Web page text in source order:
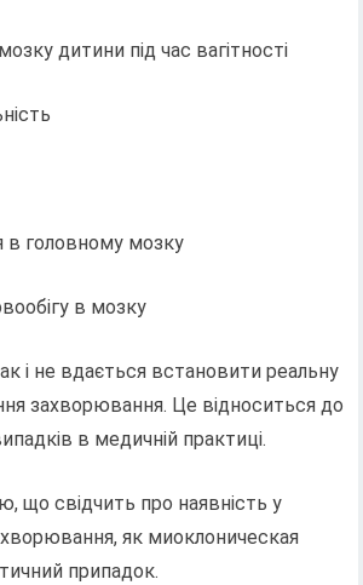
дитини під час вагітності
в головному мозку
в мозку
і не вдається встановити реальну
захворювання. Це відноситься до
в медичній практиці.
що свідчить про наявність у
як миоклоническая
припадок.